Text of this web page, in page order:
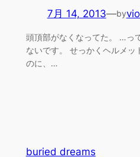
7月 14, 2013—by
頭頂部がなくなってた。 …っ
ないです。 せっかくヘルメッ
のに、…
buried dreams